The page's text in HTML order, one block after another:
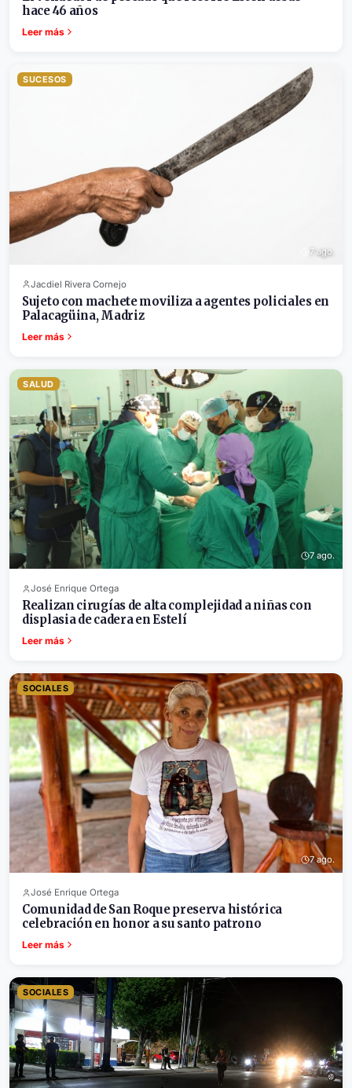
hace 46 años
Leer más
SUCESOS
7 ago.
Jacdiel Rivera Cornejo
Sujeto con machete moviliza a agentes policiales en
Palacagüina, Madriz
Leer más
SALUD
7 ago.
José Enrique Ortega
Realizan cirugías de alta complejidad a niñas con
displasia de cadera en Estelí
Leer más
SOCIALES
7 ago.
José Enrique Ortega
Comunidad de San Roque preserva histórica
celebración en honor a su santo patrono
Leer más
SOCIALES